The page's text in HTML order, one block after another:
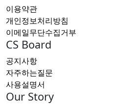
이용약관
개인정보처리방침
이메일무단수집거부
CS Board
공지사항
자주하는질문
사용설명서
Our Story